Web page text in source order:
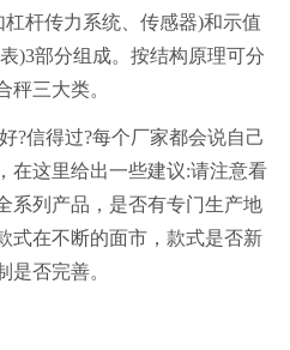
杠杆传力系统、传感器)和示值
)3部分组成。按结构原理可分
秤三大类。
?信得过?每个厂家都会说自己
在这里给出一些建议:请注意看
系列产品，是否有专门生产地
式在不断的面市，款式是否新
是否完善。